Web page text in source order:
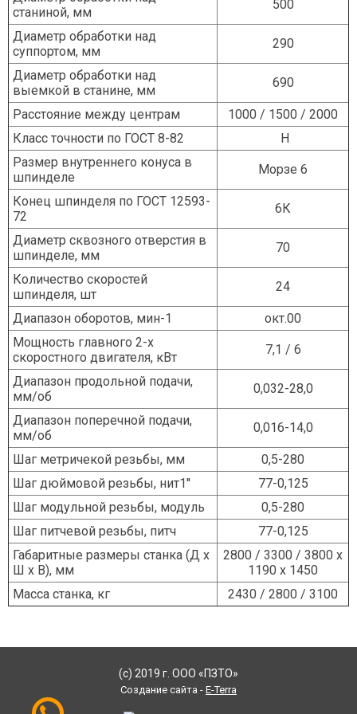
Контакты
станиной, мм
500
Диаметр обработки над
суппортом, мм
290
Диаметр обработки над
выемкой в станине, мм
690
Расстояние между центрам
1000 / 1500 / 2000
Класс точности по ГОСТ 8-82
Н
Размер внутреннего конуса в
шпинделе
Морзе 6
Конец шпинделя по ГОСТ 12593-
72
6К
Диаметр сквозного отверстия в
шпинделе, мм
70
Количество скоростей
шпинделя, шт
24
Диапазон оборотов, мин-1
окт.00
Мощность главного 2-х
скоростного двигателя, кВт
7,1 / 6
Диапазон продольной подачи,
мм/об
0,032-28,0
Диапазон поперечной подачи,
мм/об
0,016-14,0
Шаг метричекой резьбы, мм
0,5-280
Шаг дюймовой резьбы, нит1''
77-0,125
Шаг модульной резьбы, модуль
0,5-280
Шаг питчевой резьбы, питч
77-0,125
Габаритные размеры станка (Д х
Ш х В), мм
2800 / 3300 / 3800 х
1190 х 1450
Масса станка, кг
2430 / 2800 / 3100
(с) 2019 г. ООО «ПЗТО»
Создание сайта - E-Terra